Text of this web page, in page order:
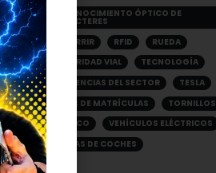
Madrid recauda más de 378 millones de euros en multas en 2024
RECONOCIMIENTO ÓPTICO DE
CARACTERES
RECURRIR
RFID
RUEDA
SEGURIDAD VIAL
TECNOLOGÍA
TENDENCIAS DEL SECTOR
TESLA
TIPOS DE MATRÍCULAS
TORNILLOS
TRAFICO
VEHÍCULOS ELÉCTRICOS
VENTAS DE COCHES